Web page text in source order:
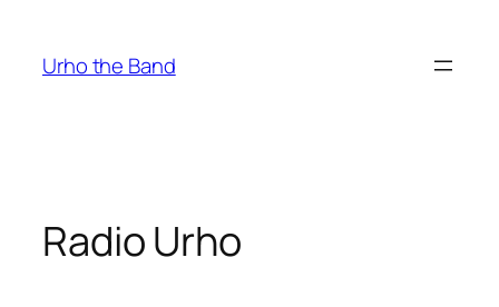
Urho the Band
Radio Urho